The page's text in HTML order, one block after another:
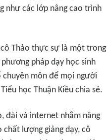
như các lớp nâng cao trình
Thảo thực sự là một trong
pháp dạy học sinh
môn để mọi người
học Thuận Kiều chia sẻ.
đài và internet nhằm nâng
lượng giảng dạy, cô